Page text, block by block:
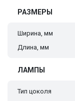
РАЗМЕРЫ
Ширина, мм
Длина, мм
ЛАМПЫ
Тип цоколя